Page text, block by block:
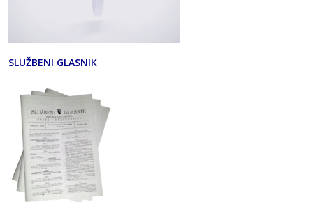
SLUŽBENI GLASNIK